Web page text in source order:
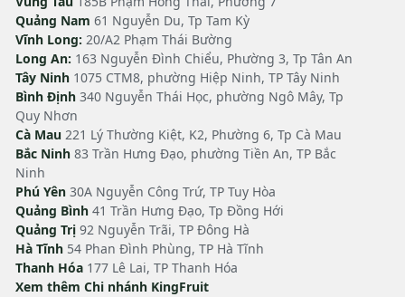
Quảng Nam 61 Nguyễn Du, Tp Tam Kỳ
Vĩnh Long: 20/A2 Phạm Thái Bường
Long An: 163 Nguyễn Đình Chiểu, Phường 3, Tp Tân An
Tây Ninh 1075 CTM8, phường Hiệp Ninh, TP Tây Ninh
Bình Định 340 Nguyễn Thái Học, phường Ngô Mây, Tp
Quy Nhơn
Cà Mau 221 Lý Thường Kiệt, K2, Phường 6, Tp Cà Mau
Bắc Ninh 83 Trần Hưng Đạo, phường Tiền An, TP Bắc
Ninh
Phú Yên 30A Nguyễn Công Trứ, TP Tuy Hòa
Quảng Bình 41 Trần Hưng Đạo, Tp Đồng Hới
Quảng Trị 92 Nguyễn Trãi, TP Đông Hà
Hà Tĩnh 54 Phan Đình Phùng, TP Hà Tĩnh
Thanh Hóa 177 Lê Lai, TP Thanh Hóa
Xem thêm Chi nhánh KingFruit